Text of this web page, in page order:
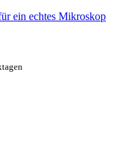
ein echtes Mikroskop